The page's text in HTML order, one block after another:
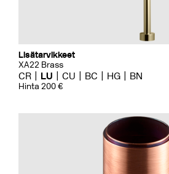
Lisätarvikkeet
XA22 Brass
CR LU CU BC HG BN
Hinta 200 €